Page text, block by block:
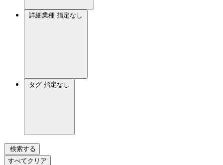
詳細業種 指定なし
タグ 指定なし
検索する
すべてクリア